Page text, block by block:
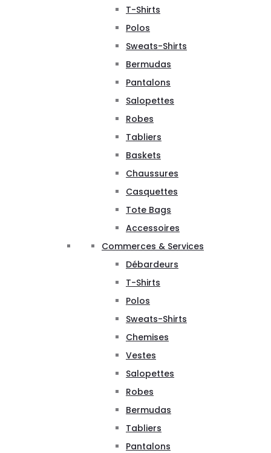
T-Shirts
Polos
Sweats-Shirts
Bermudas
Pantalons
Salopettes
Robes
Tabliers
Baskets
Chaussures
Casquettes
Tote Bags
Accessoires
Commerces & Services
Débardeurs
T-Shirts
Polos
Sweats-Shirts
Chemises
Vestes
Salopettes
Robes
Bermudas
Tabliers
Pantalons